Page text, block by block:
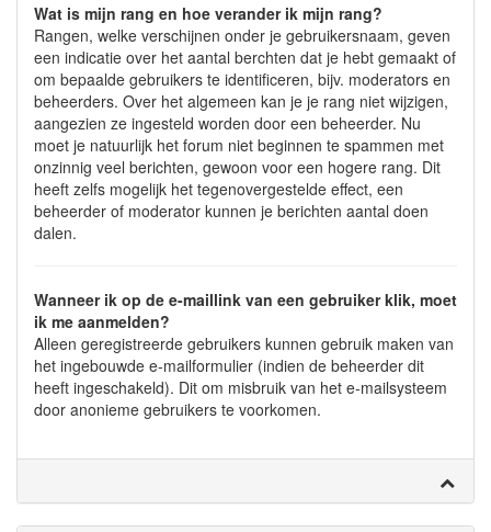
Wat is mijn rang en hoe verander ik mijn rang?
Rangen, welke verschijnen onder je gebruikersnaam, geven
een indicatie over het aantal berchten dat je hebt gemaakt of
om bepaalde gebruikers te identificeren, bijv. moderators en
beheerders. Over het algemeen kan je je rang niet wijzigen,
aangezien ze ingesteld worden door een beheerder. Nu
moet je natuurlijk het forum niet beginnen te spammen met
onzinnig veel berichten, gewoon voor een hogere rang. Dit
heeft zelfs mogelijk het tegenovergestelde effect, een
beheerder of moderator kunnen je berichten aantal doen
dalen.
Wanneer ik op de e-maillink van een gebruiker klik, moet
ik me aanmelden?
Alleen geregistreerde gebruikers kunnen gebruik maken van
het ingebouwde e-mailformulier (indien de beheerder dit
heeft ingeschakeld). Dit om misbruik van het e-mailsysteem
door anonieme gebruikers te voorkomen.